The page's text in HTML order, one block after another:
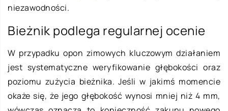
niezawodności.
Bieżnik podlega regularnej ocenie
W przypadku opon zimowych kluczowym działaniem
jest systematyczne weryfikowanie głębokości oraz
poziomu zużycia bieżnika. Jeśli w jakimś momencie
okaże się, że jego głębokość wynosi mniej niż 4 mm,